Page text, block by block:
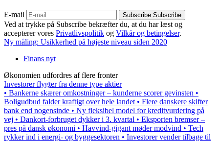
E-mail Subscribe Subscribe
Ved at trykke på Subscribe bekræfter du, at du har læst og
accepterer vores Privatlivspolitik og Vilkår og betingelser.
Ny måling: Usikkerhed på højeste niveau siden 2020
Finans nyt
Økonomien udfordres af flere fronter
Investorer flygter fra denne type aktier
• Bankerne skærer omkostninger – kunderne scorer gevinsten •
Boligudbud falder kraftigt over hele landet • Flere danskere skifter
bank end nogensinde • Ny fleksibel model for kreditvurdering på
vej • Dankort-forbruget dykker i 3. kvartal • Eksporten bremser –
pres på dansk økonomi • Havvind-gigant møder modvind • Tech
rykker ind i energi- og byggesektoren • Investorer vender tilbage til